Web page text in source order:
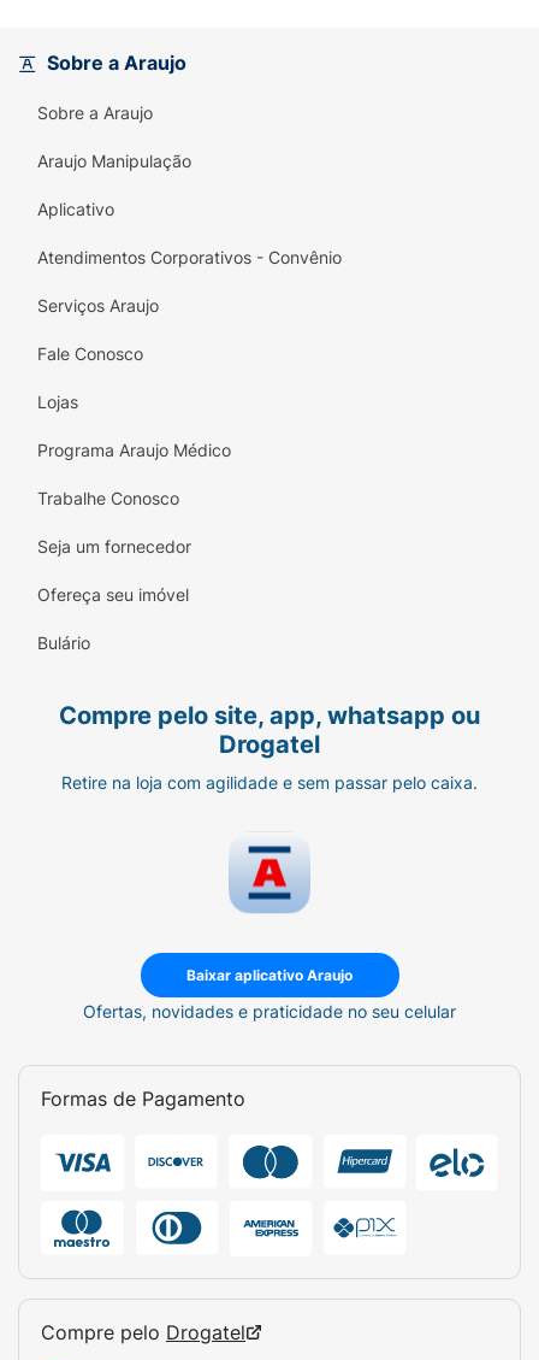
Sobre a Araujo
Sobre a Araujo
Araujo Manipulação
Aplicativo
Atendimentos Corporativos - Convênio
Serviços Araujo
Fale Conosco
Lojas
Programa Araujo Médico
Trabalhe Conosco
Seja um fornecedor
Ofereça seu imóvel
Bulário
Compre pelo site, app, whatsapp ou
Drogatel
Retire na loja com agilidade e sem passar pelo caixa.
Baixar aplicativo Araujo
Ofertas, novidades e praticidade no seu celular
Formas de Pagamento
Compre pelo Drogatel